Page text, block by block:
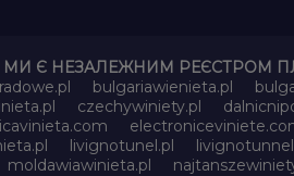
МИ Є НЕЗАЛЕЖНИМ РЕЄСТРОМ
bulgariawienieta.pl
czechywiniety.pl
livignotunel.pl
moldawiawinieta.pl